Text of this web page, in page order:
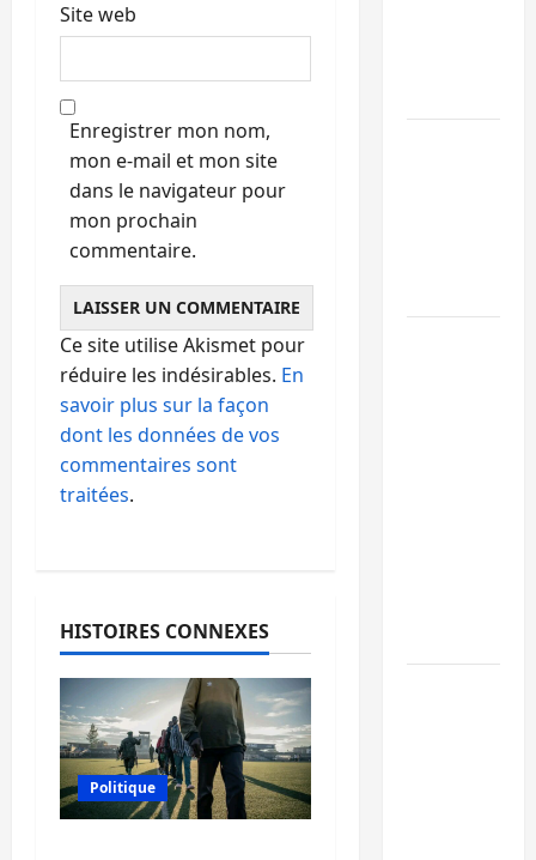
Site web
Enregistrer mon nom,
mon e-mail et mon site
dans le navigateur pour
mon prochain
commentaire.
Ce site utilise Akismet pour
réduire les indésirables. En
savoir plus sur la façon
dont les données de vos
commentaires sont
traitées.
HISTOIRES CONNEXES
Politique